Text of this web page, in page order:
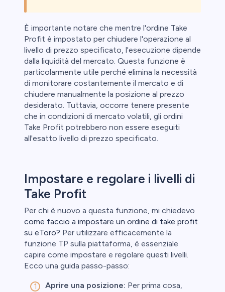
È importante notare che mentre l'ordine Take
Profit è impostato per chiudere l'operazione al
livello di prezzo specificato, l'esecuzione dipende
dalla liquidità del mercato. Questa funzione è
particolarmente utile perché elimina la necessità
di monitorare costantemente il mercato e di
chiudere manualmente la posizione al prezzo
desiderato. Tuttavia, occorre tenere presente
che in condizioni di mercato volatili, gli ordini
Take Profit potrebbero non essere eseguiti
all'esatto livello di prezzo specificato.
Impostare e regolare i livelli di
Take Profit
Per chi è nuovo a questa funzione, mi chiedevo
come faccio a impostare un ordine di take profit
su eToro? Per utilizzare efficacemente la
funzione TP sulla piattaforma, è essenziale
capire come impostare e regolare questi livelli.
Ecco una guida passo-passo:
Aprire una posizione: Per prima cosa,